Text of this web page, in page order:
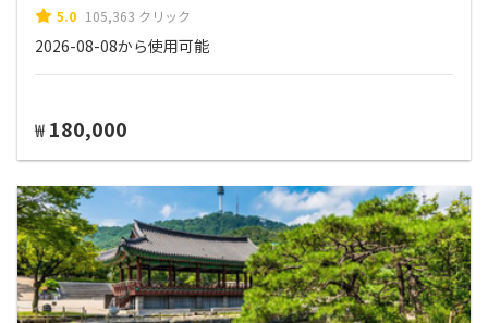
5.0 105,363 クリック
2026-08-08から使用可能
₩ 180,000